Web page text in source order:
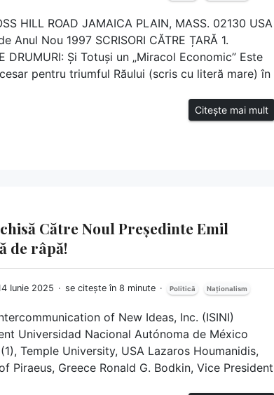
HILL ROAD JAMAICA PLAIN, MASS. 02130 USA
Nou 1997 SCRISORI CĂTRE ȚARĂ 1.
DRUMURI: Și Totuși un „Miracol Economic” Este
pentru triumful Răului (scris cu literă mare) în
Citește mai mult
Către Noul Președinte Emil
de râpă!
Iunie 2025 se citește în 8 minute Politică Naționalism
of New Ideas, Inc. (ISINI)
Universidad Nacional Autónoma de México
Temple University, USA Lazaros Houmanidis,
Piraeus, Greece Ronald G. Bodkin, Vice President